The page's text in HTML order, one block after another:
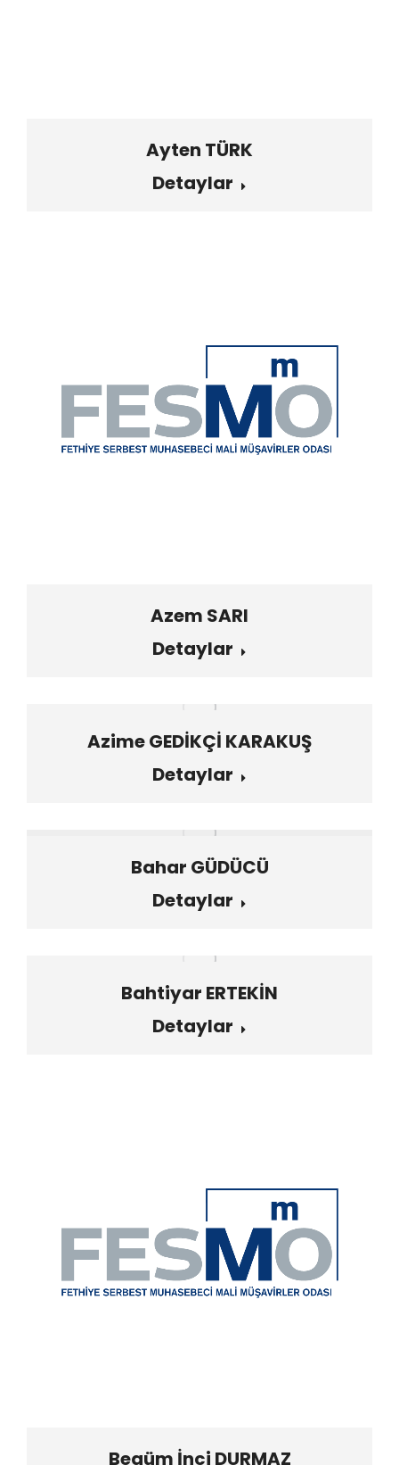
Ayten TÜRK
Detaylar
Azem SARI
Detaylar
Azime GEDİKÇİ KARAKUŞ
Detaylar
Bahar GÜDÜCÜ
Detaylar
Bahtiyar ERTEKİN
Detaylar
Begüm İnci DURMAZ